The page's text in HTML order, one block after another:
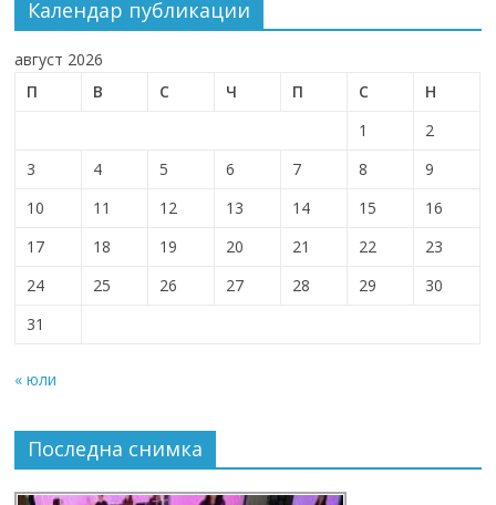
Календар публикации
август 2026
П
В С Ч П С
Н
1
2
3
4 5 6 7 8
9
10
11 12 13 14 15
16
17
18 19 20 21 22
23
24
25 26 27 28 29
30
31
« юли
Последна снимка